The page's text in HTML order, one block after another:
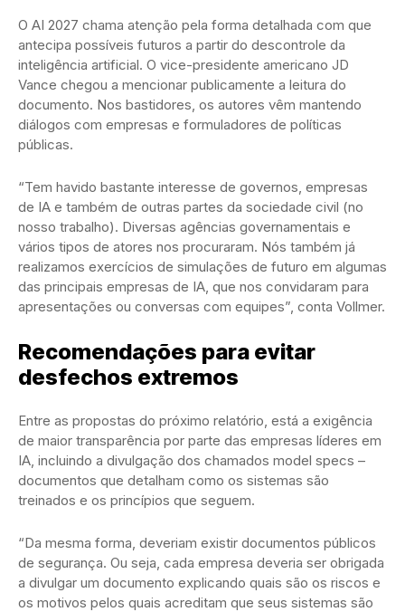
O AI 2027 chama atenção pela forma detalhada com que
antecipa possíveis futuros a partir do descontrole da
inteligência artificial. O vice-presidente americano JD
Vance chegou a mencionar publicamente a leitura do
documento. Nos bastidores, os autores vêm mantendo
diálogos com empresas e formuladores de políticas
públicas.
“Tem havido bastante interesse de governos, empresas
de IA e também de outras partes da sociedade civil (no
nosso trabalho). Diversas agências governamentais e
vários tipos de atores nos procuraram. Nós também já
realizamos exercícios de simulações de futuro em algumas
das principais empresas de IA, que nos convidaram para
apresentações ou conversas com equipes”, conta Vollmer.
Recomendações para evitar
desfechos extremos
Entre as propostas do próximo relatório, está a exigência
de maior transparência por parte das empresas líderes em
IA, incluindo a divulgação dos chamados model specs –
documentos que detalham como os sistemas são
treinados e os princípios que seguem.
“Da mesma forma, deveriam existir documentos públicos
de segurança. Ou seja, cada empresa deveria ser obrigada
a divulgar um documento explicando quais são os riscos e
os motivos pelos quais acreditam que seus sistemas são